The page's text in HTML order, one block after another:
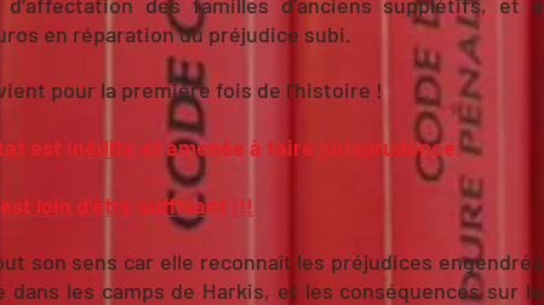
en réparation du préjudice subi.
pour la première fois de l’histoire !
est inédite et amenée à faire jurisprudence.
loin d'être suffisant !!!
son sens car elle reconnaît les préjudices engendrés
dans les camps de Harkis, et les conséquences sur le